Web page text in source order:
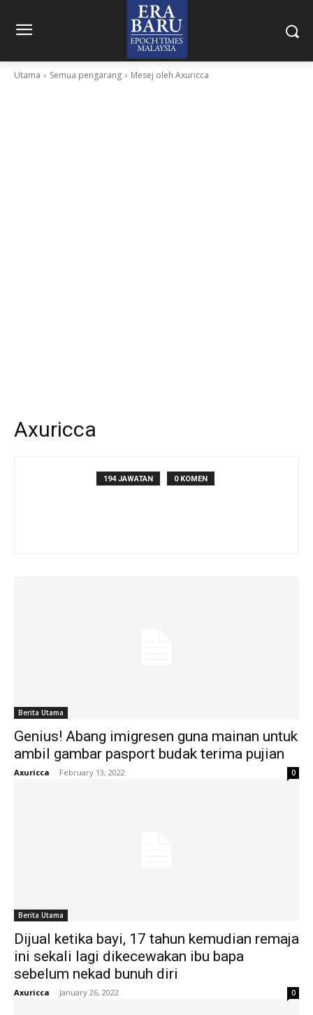
Utama Semua pengarang Mesej oleh Axuricca
Axuricca
194 JAWATAN 0 KOMEN
Berita Utama
Genius! Abang imigresen guna mainan untuk
ambil gambar pasport budak terima pujian
Axuricca - February 13, 2022 0
Berita Utama
Dijual ketika bayi, 17 tahun kemudian remaja
ini sekali lagi dikecewakan ibu bapa
sebelum nekad bunuh diri
Axuricca - January 26, 2022 0